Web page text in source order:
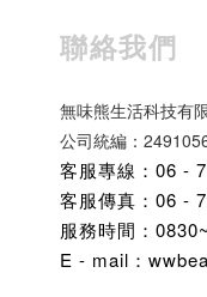
聯絡我們
無味熊生活科技有
公司統編：
客服專線：06 -
客服傳真：06 -
服務時間：
E - mail：